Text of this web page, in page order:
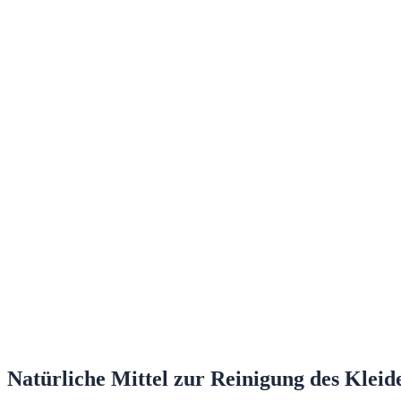
Natürliche Mittel zur Reinigung des